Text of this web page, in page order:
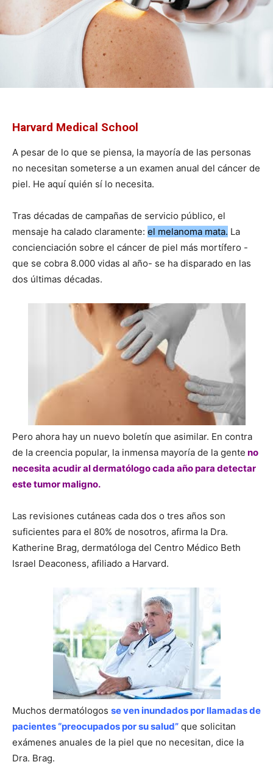
Harvard Medical School
A pesar de lo que se piensa, la mayoría de las personas
no necesitan someterse a un examen anual del cáncer de
piel. He aquí quién sí lo necesita.
Tras décadas de campañas de servicio público, el
mensaje ha calado claramente: el melanoma mata. La
concienciación sobre el cáncer de piel más mortífero -
que se cobra 8.000 vidas al año- se ha disparado en las
dos últimas décadas.
Pero ahora hay un nuevo boletín que asimilar. En contra
de la creencia popular, la inmensa mayoría de la gente no
necesita acudir al dermatólogo cada año para detectar
este tumor maligno.
Las revisiones cutáneas cada dos o tres años son
suficientes para el 80% de nosotros, afirma la Dra.
Katherine Brag, dermatóloga del Centro Médico Beth
Israel Deaconess, afiliado a Harvard.
Muchos dermatólogos se ven inundados por llamadas de
pacientes “preocupados por su salud” que solicitan
exámenes anuales de la piel que no necesitan, dice la
Dra. Brag.